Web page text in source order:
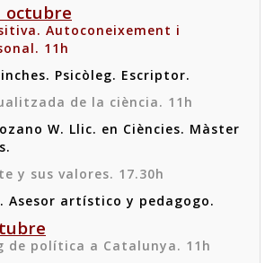
octubre
Autoconeixement i
11h
Psicòleg. Escriptor.
de la ciència. 11h
W. Llic. en Ciències. Màster
y sus valores. 17.30h
Asesor artístico y pedagogo.
de política a Catalunya. 11h